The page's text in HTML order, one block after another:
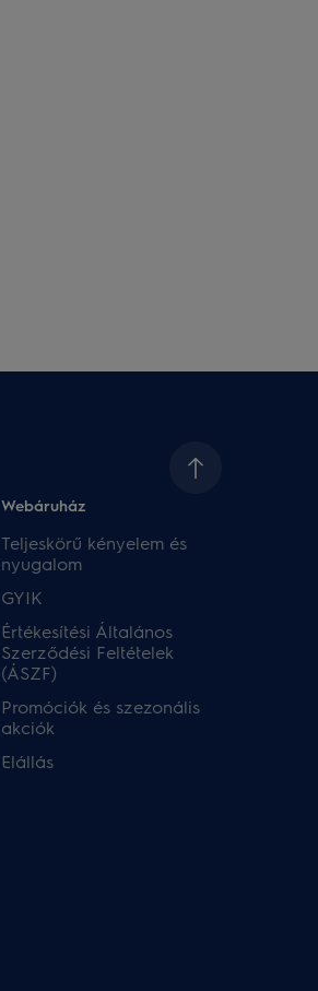
Webáruház​
Teljeskörű kényelem és
nyugalom
GYIK
Értékesítési Általános
Szerződési Feltételek
(ÁSZF)
Promóciók és szezonális
akciók
Elállás